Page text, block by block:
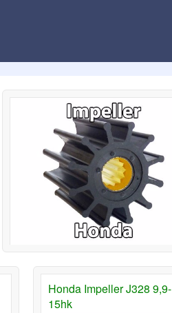
Honda Impeller J328 9,9-
15hk